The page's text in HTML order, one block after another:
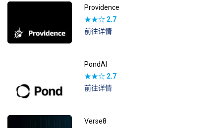
Providence
★★☆ 2.7
前往详情
PondAI
★★☆ 2.7
前往详情
Verse8